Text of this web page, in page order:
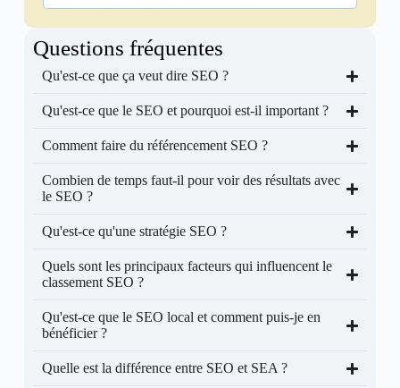
Questions fréquentes
Qu'est-ce que ça veut dire SEO ?
Qu'est-ce que le SEO et pourquoi est-il important ?
Comment faire du référencement SEO ?
Combien de temps faut-il pour voir des résultats avec
le SEO ?
Qu'est-ce qu'une stratégie SEO ?
Quels sont les principaux facteurs qui influencent le
classement SEO ?
Qu'est-ce que le SEO local et comment puis-je en
bénéficier ?
Quelle est la différence entre SEO et SEA ?